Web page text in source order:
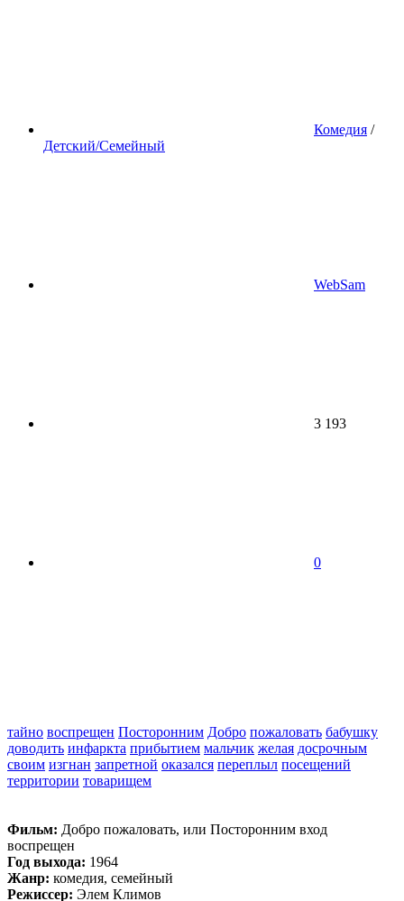
Комедия /
Детский/Семейный
WebSam
3 193
0
тайно воспрещен Посторонним Добро пожаловать бабушку
доводить инфаркта прибытием мальчик желая досрочным
своим изгнан запретной оказался переплыл посещений
территории товарищем
Фильм: Добро пожаловать, или Посторонним вход
воспрещен
Год выхода: 1964
Жанр: комедия, семейный
Режиссер: Элем Климов